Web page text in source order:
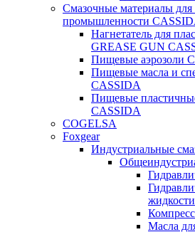
Смазочные материалы
промышленности
Нагнетатель для
GREASE GUN
Пищевые аэрозоли
Пищевые масла и
CASSIDA
Пищевые
CASSIDA
COGELSA
Foxgear
Индустриальные
жидкости
Масла